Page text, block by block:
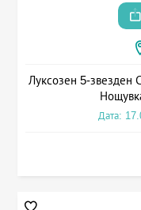
Луксозен 5-звезден
Дата: